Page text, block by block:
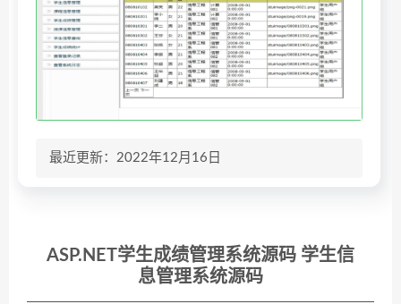
最近更新：2022年12月16日
ASP.NET学生成绩管理系统源码 学生信
息管理系统源码